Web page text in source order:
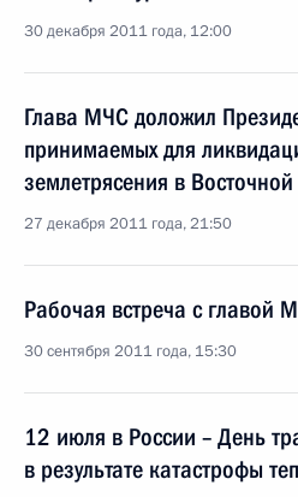
30 декабря 2011 года, 12:00
Глава МЧС доложил
принимаемых для
землетрясения в
27 декабря 2011 года, 21:50
Рабочая встреча с главой
30 сентября 2011 года, 15:30
12 июля в России – День
в результате катастрофы